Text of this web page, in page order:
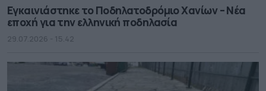
Εγκαινιάστηκε το Ποδηλατοδρόμιο Χανίων – Νέα
εποχή για την ελληνική ποδηλασία
29.07.2026 - 15.42